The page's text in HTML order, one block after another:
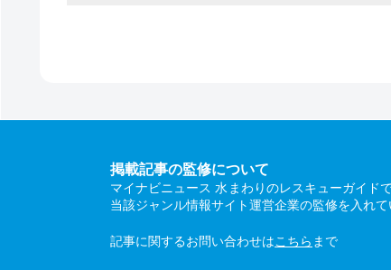
掲載記事の監修について
マイナビニュース 水まわりのレスキューガイド
当該ジャンル情報サイト運営企業の監修を入れて
記事に関するお問い合わせはこちら まで